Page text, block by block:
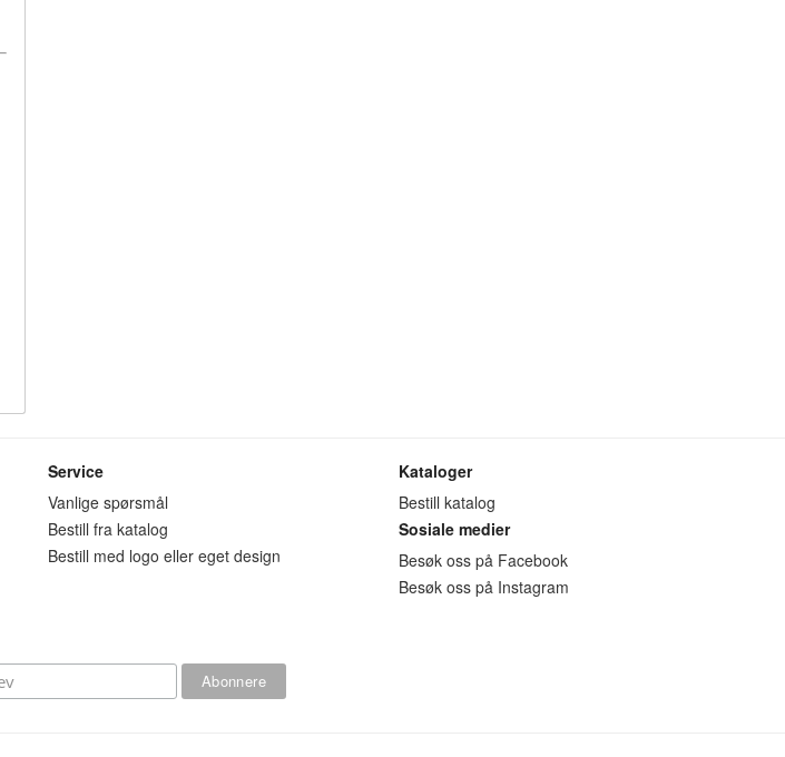
Service
Vanlige spørsmål
Bestill fra katalog
Bestill med logo eller eget design
Kataloger
Bestill katalog
Sosiale medier
Besøk oss på Facebook
Besøk oss på Instagram